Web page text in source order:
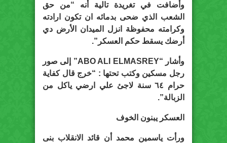
وأضافت في تغريدة تالية أنه “من حق
الشعب الذي ضحى بدمائه ان تكون ارادته
وكرامته محفوظة انزل الميدان الأرض دي
أرضك يسقط حكم العسكر”.
وأشار “ABO ALI ELMASREY” إلى صور
رجل مسكين وكتب تحتها : “خرج قال كفاية
حرام ٦٤ سنة لاجئ علي ارضي ياكل من
الزبالة”.
العسكر يبنون الخوف
ورأت ياسمين محمد أن قائد الانقلاب بنى